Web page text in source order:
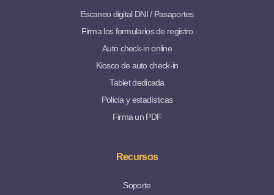
Escaneo digital DNI / Pasaportes
Firma los formularios de registro
Auto check-in online
Kiosco de auto check-in
Tablet dedicada
Policía y estadísticas
Firma un PDF
Recursos
Soporte